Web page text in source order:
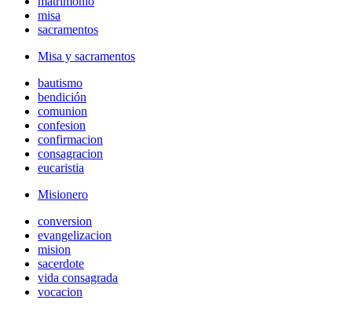
misa
sacramentos
Misa y sacramentos
bautismo
bendición
comunion
confesion
confirmacion
consagracion
eucaristia
Misionero
conversion
evangelizacion
mision
sacerdote
vida consagrada
vocacion